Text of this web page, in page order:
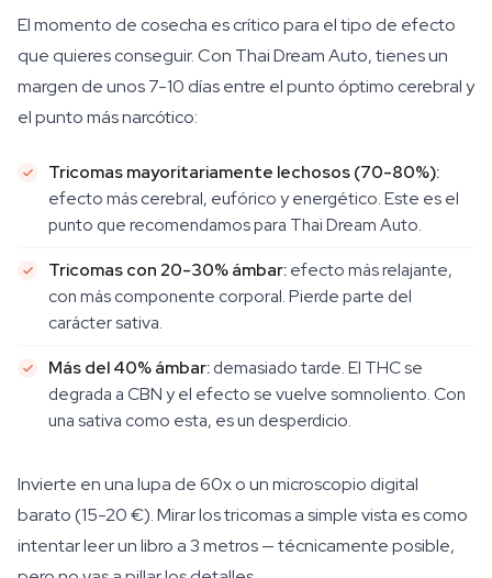
El momento de cosecha es crítico para el tipo de efecto
que quieres conseguir. Con Thai Dream Auto, tienes un
margen de unos 7-10 días entre el punto óptimo cerebral y
el punto más narcótico:
Tricomas mayoritariamente lechosos (70-80%):
efecto más cerebral, eufórico y energético. Este es el
punto que recomendamos para Thai Dream Auto.
Tricomas con 20-30% ámbar:efecto más relajante,
con más componente corporal. Pierde parte del
carácter sativa.
Más del 40% ámbar:demasiado tarde. El THC se
degrada a CBN y el efecto se vuelve somnoliento. Con
una sativa como esta, es un desperdicio.
Invierte en una lupa de 60x o un microscopio digital
barato (15-20 €). Mirar los tricomas a simple vista es como
intentar leer un libro a 3 metros — técnicamente posible,